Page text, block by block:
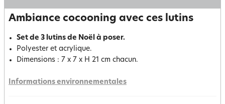
Ambiance cocooning avec ces lutins
Set de 3 lutins de Noël à poser.
Polyester et acrylique.
Dimensions : 7 x 7 x H 21 cm chacun.
Informations environnementales